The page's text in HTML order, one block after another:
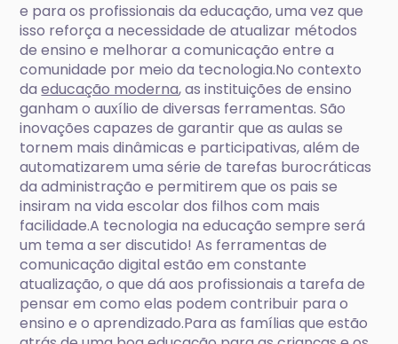
e para os profissionais da educação, uma vez que
isso reforça a necessidade de atualizar métodos
de ensino e melhorar a comunicação entre a
comunidade por meio da tecnologia.No contexto
daeducação moderna, as instituições de ensino
ganham o auxílio de diversas ferramentas. São
inovações capazes de garantir que as aulas se
tornem mais dinâmicas e participativas, além de
automatizarem uma série de tarefas burocráticas
da administração e permitirem que os pais se
insiram na vida escolar dos filhos com mais
facilidade.A tecnologia na educação sempre será
um tema a ser discutido! As ferramentas de
comunicação digital estão em constante
atualização, o que dá aos profissionais a tarefa de
pensar em como elas podem contribuir para o
ensino e o aprendizado.Para as famílias que estão